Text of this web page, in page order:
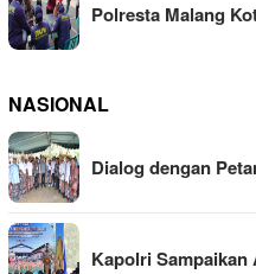
Polresta Malang
NASIONAL
Dialog dengan
Kapolri